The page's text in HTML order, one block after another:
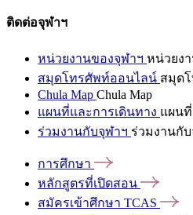
ติดต่อจุฬาฯ
หน่วยงานของจุฬาฯ หน่วยง
สมุดโทรศัพท์ออนไลน์ สมุด
Chula Map Chula Map
แผนที่และการเดินทาง แผนที่
ร่วมงานกับจุฬาฯ ร่วมงานกั
การศึกษา
หลักสูตรที่เปิดสอน
สมัครเข้าศึกษา TCAS